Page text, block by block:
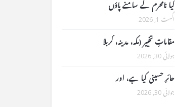
کیا نامحرم کے سامنے پاؤں
اگست 1, 2026
مقاماتِ تخییر (مکہ، مدینہ، کربلا
جولائی 30, 2026
حائرِ حسینی کیا ہے، اور
جولائی 30, 2026